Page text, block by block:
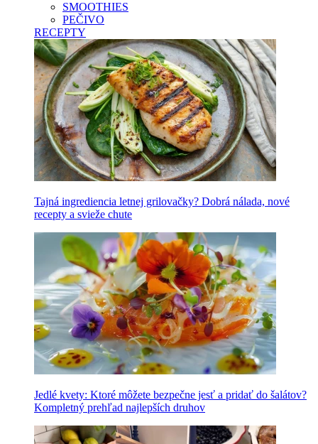
SMOOTHIES
PEČIVO
RECEPTY
Tajná ingrediencia letnej grilovačky? Dobrá nálada, nové
recepty a svieže chute
Jedlé kvety: Ktoré môžete bezpečne jesť a pridať do šalátov?
Kompletný prehľad najlepších druhov